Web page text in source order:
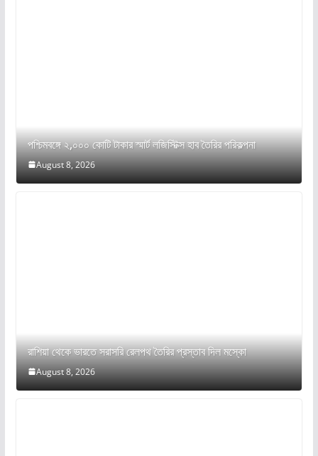
পশ্চিমবঙ্গে ২,০০০ কোটি টাকার স্মার্ট লজিস্টিক্স হাব তৈরির পরিকল্পনা
August 8, 2026
রাশিয়া থেকে ভারতে সরাসরি রেলপথ তৈরির প্রস্তাব দিল মস্কো
August 8, 2026